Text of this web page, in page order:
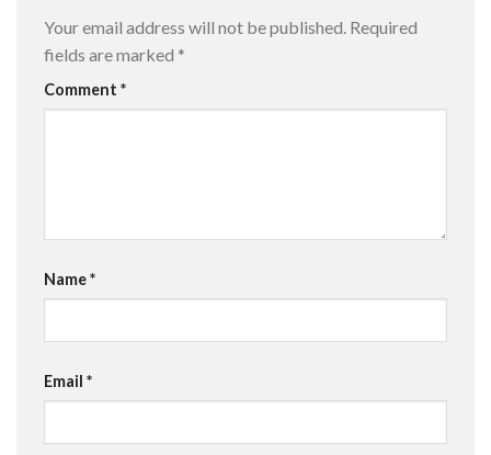
Your email address will not be published. Required
fields are marked *
Comment *
Name*
Email *